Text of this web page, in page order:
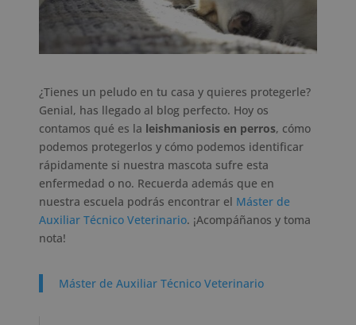
¿Tienes un peludo en tu casa y quieres protegerle?
Genial, has llegado al blog perfecto. Hoy os
contamos qué es la leishmaniosis en perros, cómo
podemos protegerlos y cómo podemos identificar
rápidamente si nuestra mascota sufre esta
enfermedad o no. Recuerda además que en
nuestra escuela podrás encontrar el Máster de
Auxiliar Técnico Veterinario. ¡Acompáñanos y toma
nota!
Máster de Auxiliar Técnico Veterinario